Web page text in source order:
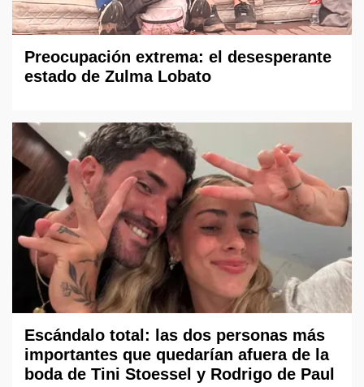
Preocupación extrema: el desesperante
estado de Zulma Lobato
Escándalo total: las dos personas más
importantes que quedarían afuera de la
boda de Tini Stoessel y Rodrigo de Paul